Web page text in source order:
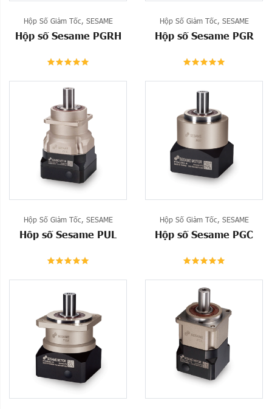
Hộp Số Giảm Tốc, SESAME
Hộp số Sesame PGRH
Hộp Số Giảm Tốc, SESAME
Hộp số Sesame PGR
Hộp Số Giảm Tốc, SESAME
Hôp số Sesame PUL
Hộp Số Giảm Tốc, SESAME
Hộp số Sesame PGC